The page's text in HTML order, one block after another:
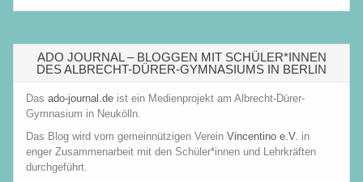
ADO JOURNAL – BLOGGEN MIT SCHÜLER*INNEN
DES ALBRECHT-DÜRER-GYMNASIUMS IN BERLIN
Das ado-journal.de ist ein Medienprojekt am Albrecht-Dürer-
Gymnasium in Neukölln.
Das Blog wird vom gemeinnützigen Verein Vincentino e.V. in
enger Zusammenarbeit mit den Schüler*innen und Lehrkräften
durchgeführt.